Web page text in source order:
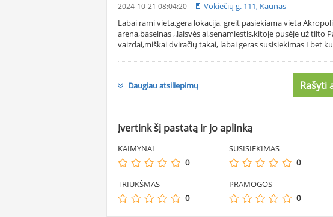
2024-10-21 08:04:20
Vokiečių g. 111, Kaunas
Labai rami vieta,gera lokacija, greit pasiekiama vieta
arena,baseinas ,.laisvės al,senamiestis,kitoje pusėje už tilto
vaizdai,miškai dviračių takai, labai geras susisiekimas I bet
Daugiau atsiliepimų Rašyti
Įvertink šį pastatą ir jo aplinką
KAIMYNAI
0
SUSISIEKIMAS
0
TRIUKŠMAS
0
PRAMOGOS
0